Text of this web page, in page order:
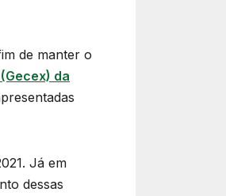
de manter o
da
Já em
dessas